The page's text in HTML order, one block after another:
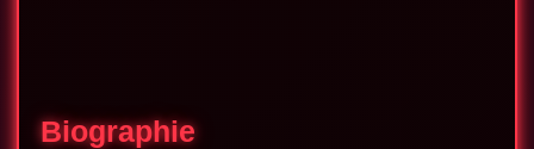
Biographie